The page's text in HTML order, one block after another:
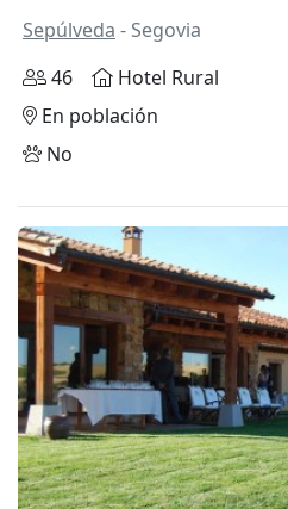
Sepúlveda - Segovia
46
Hotel Rural
En población
No